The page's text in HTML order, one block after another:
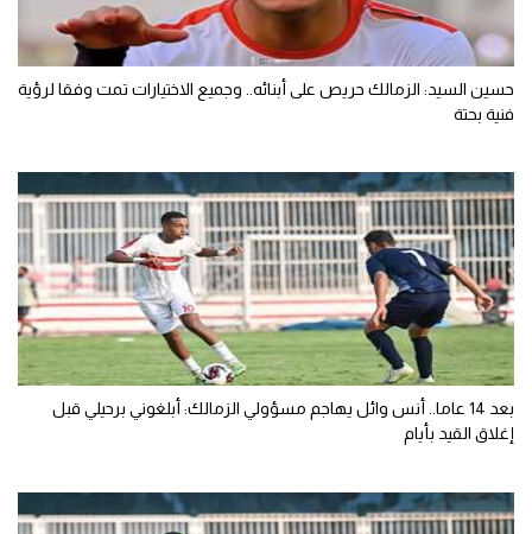
حسين السيد: الزمالك حريص على أبنائه.. وجميع الاختيارات تمت وفقا لرؤية
فنية بحتة
بعد 14 عاما.. أنس وائل يهاجم مسؤولي الزمالك: أبلغوني برحيلي قبل
إغلاق القيد بأيام